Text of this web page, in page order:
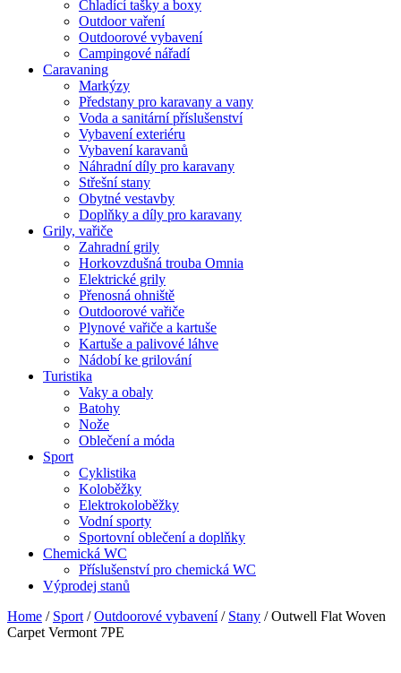
Chladící tašky a boxy
Outdoor vaření
Outdoorové vybavení
Campingové nářadí
Caravaning
Markýzy
Předstany pro karavany a vany
Voda a sanitární příslušenství
Vybavení exteriéru
Vybavení karavanů
Náhradní díly pro karavany
Střešní stany
Obytné vestavby
Doplňky a díly pro karavany
Grily, vařiče
Zahradní grily
Horkovzdušná trouba Omnia
Elektrické grily
Přenosná ohniště
Outdoorové vařiče
Plynové vařiče a kartuše
Kartuše a palivové láhve
Nádobí ke grilování
Turistika
Vaky a obaly
Batohy
Nože
Oblečení a móda
Sport
Cyklistika
Koloběžky
Elektrokoloběžky
Vodní sporty
Sportovní oblečení a doplňky
Chemická WC
Příslušenství pro chemická WC
Výprodej stanů
Home / Sport /Outdoorové vybavení/ Stany / Outwell Flat Woven
Carpet Vermont 7PE